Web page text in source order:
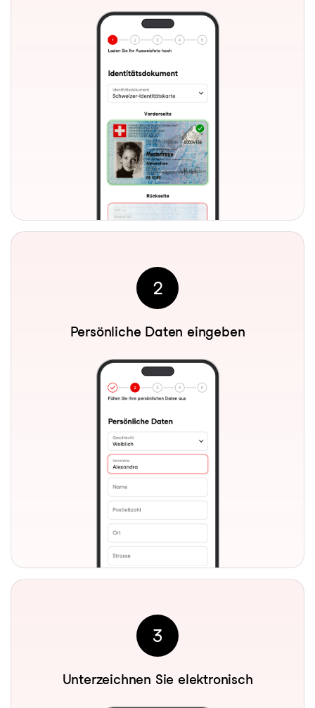
2
Persönliche Daten eingeben
3
Unterzeichnen Sie elektronisch